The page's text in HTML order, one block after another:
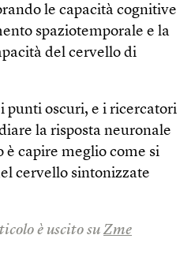
le capacità cognitive
spaziotemporale e la
del cervello di
punti oscuri, e i ricercatori
la risposta neuronale
è capire meglio come si
cervello sintonizzate
è uscito suZme